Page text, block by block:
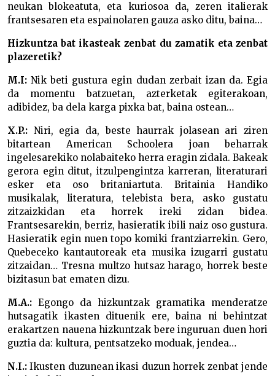
neukan blokeatuta, eta kuriosoa da, zeren italierak
frantsesaren eta espainolaren gauza asko ditu, baina…
Hizkuntza bat ikasteak zenbat du zamatik eta zenbat
plazeretik?
M.I: Nik beti gustura egin dudan zerbait izan da. Egia
da momentu batzuetan, azterketak egiterakoan,
adibidez, ba dela karga pixka bat, baina ostean…
X.P.: Niri, egia da, beste haurrak jolasean ari ziren
bitartean American Schoolera joan beharrak
ingelesarekiko nolabaiteko herra eragin zidala. Bakeak
gerora egin ditut, itzulpengintza karreran, literaturari
esker eta oso britaniartuta. Britainia Handiko
musikalak, literatura, telebista bera, asko gustatu
zitzaizkidan eta horrek ireki zidan bidea.
Frantsesarekin, berriz, hasieratik ibili naiz oso gustura.
Hasieratik egin nuen topo komiki frantziarrekin. Gero,
Quebeceko kantautoreak eta musika izugarri gustatu
zitzaidan… Tresna multzo hutsaz harago, horrek beste
bizitasun bat ematen dizu.
M.A.: Egongo da hizkuntzak gramatika menderatze
hutsagatik ikasten dituenik ere, baina ni behintzat
erakartzen nauena hizkuntzak bere inguruan duen hori
guztia da: kultura, pentsatzeko moduak, jendea…
N.I.: Ikusten duzunean ikasi duzun horrek zenbat jende